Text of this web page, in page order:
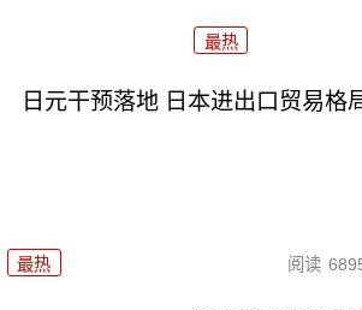
最热
日元干预落地 日本进出口贸易格
最热 阅读